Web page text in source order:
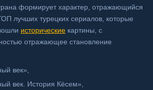
формирует характер, отражающийся
лучших турецких сериалов, которые
исторические картины, с
отражающее становление
век»,
век. История Кёсем»,